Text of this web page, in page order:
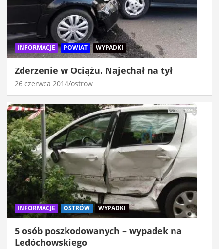
INFORMACJE POWIAT WYPADKI
Zderzenie w Ociążu. Najechał na tył
26 czerwca 2014 ostrow
INFORMACJE OSTRÓW WYPADKI
5 osób poszkodowanych – wypadek na
Ledóchowskiego